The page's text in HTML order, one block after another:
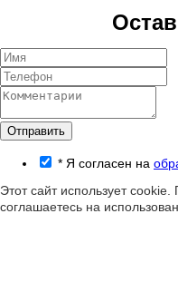
Отправить
* Я согласен на
Этот сайт использует
соглашаетесь на